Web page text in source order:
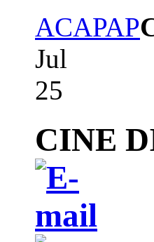
ACAPAP
Jul
25
CINE